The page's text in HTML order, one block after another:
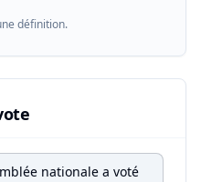
définition.
nationale a voté